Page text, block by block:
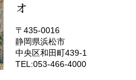
オ
(EMOTOP浜松)
〒435-0016
静岡県浜松市
中央区和田町439-1
TEL:053-466-4000